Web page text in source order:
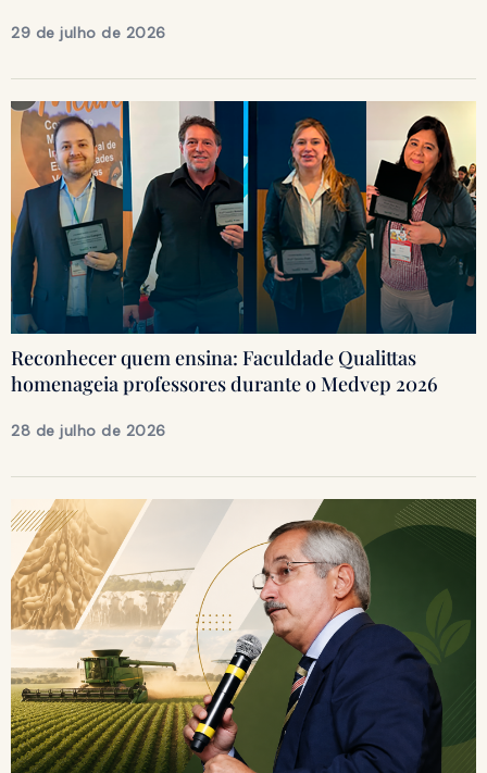
29 de julho de 2026
Reconhecer quem ensina: Faculdade Qualittas
homenageia professores durante o Medvep 2026
28 de julho de 2026